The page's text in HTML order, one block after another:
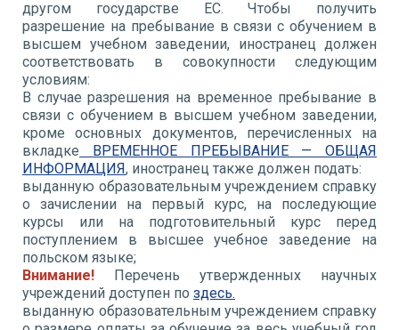
другом государстве ЕС. Чтобы получить
разрешение на пребывание в связи с обучением в
высшем учебном заведении, иностранец должен
соответствовать в совокупности следующим
условиям:
В случае разрешения на временное пребывание в
связи с обучением в высшем учебном заведении,
кроме основных документов, перечисленных на
вкладке ВРЕМЕННОЕ ПРЕБЫВАНИЕ — ОБЩАЯ
ИНФОРМАЦИЯ, иностранец также должен подать:
выданную образовательным учреждением справку
о зачислении на первый курс, на последующие
курсы или на подготовительный курс перед
поступлением в высшее учебное заведение на
польском языке;
Внимание!
Перечень утвержденных научных
учреждений доступен по здесь.
выданную образовательным учреждением справку